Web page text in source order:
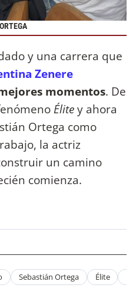
y una carrera que
Zenere
momentos. De
Élitey ahora
Ortega como
la actriz
un camino
comienza.
Sebastián Ortega Élite